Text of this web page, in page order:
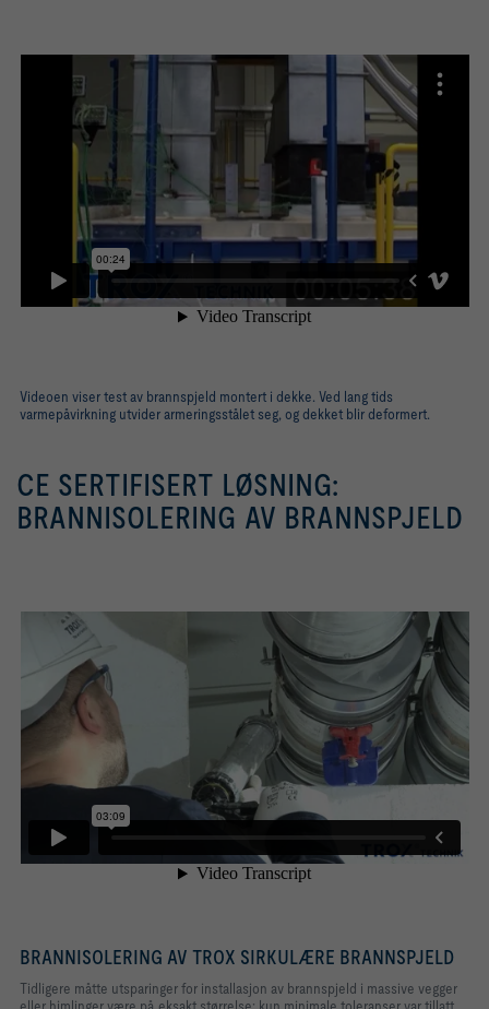
Videoen viser test av brannspjeld montert i dekke. Ved lang tids
varmepåvirkning utvider armeringsstålet seg, og dekket blir deformert.
CE SERTIFISERT LØSNING:
BRANNISOLERING AV BRANNSPJELD
BRANNISOLERING AV TROX SIRKULÆRE BRANNSPJELD
Tidligere måtte utsparinger for installasjon av brannspjeld i massive vegger
eller himlinger være på eksakt størrelse; kun minimale toleranser var tillatt.